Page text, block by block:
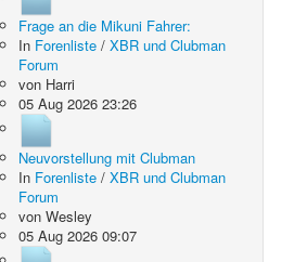
Frage an die Mikuni Fahrer:
In Forenliste /XBR und Clubman
Forum
von Harri
05 Aug 2026 23:26
Neuvorstellung mit Clubman
In Forenliste /XBR und Clubman
Forum
vonWesley
05 Aug 2026 09:07